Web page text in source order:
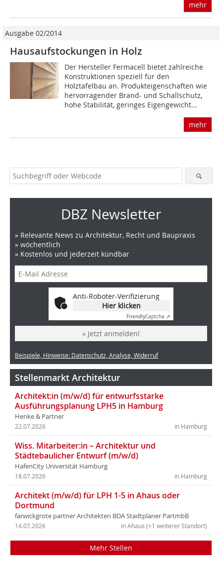
mehr
Ausgabe 02/2014
Hausaufstockungen in Holz
Der Hersteller Fermacell bietet zahlreiche
Konstruktionen speziell für den
Holztafelbau an. Produkteigenschaften wie
hervorragender Brand- und Schallschutz,
hohe Stabilität, geringes Eigengewicht...
mehr
DBZ Newsletter
» Relevante News zu Architektur, Recht und Baupraxis
» wöchentlich
» Kostenlos und jederzeit kündbar
Anti-Roboter-Verifizierung
Hier klicken
FriendlyCaptcha ⇗
» Jetzt anmelden!
Beispiele, Hinweise: Datenschutz, Analyse, Widerruf
Stellenmarkt Architektur
Architekt:in (m/w/d) für entwurfsstarke
Ausführungsplanung LPH5 in Hamburg
Henke & Partner
in Hamburg
22.07.2026
Wiss. Mitarbeiter:in – Architektur und
Städtebaulicher Entwurf (m/w/d)
HafenCity Universität Hamburg
in Hamburg
18.07.2026
Architekt (m/w/d) für LPH 1-5 in Ahaus oder
Dortmund
farwickgrote partner Architekten BDA Stadtplaner PartmbB
in Ahaus (+1 weiterer Standort)
14.07.2026
Mehr Stellen